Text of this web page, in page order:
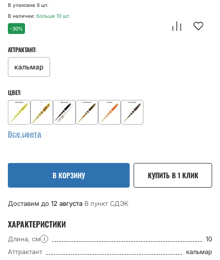
-30%
В упаковке 6 шт.
В наличии: больше 10 шт.
АТТРАКТАНТ:
кальмар
ЦВЕТ:
Все цвета
В КОРЗИНУ КУПИТЬ В 1 КЛИК
Доставим до 12 августа В пункт CДЭК
ХАРАКТЕРИСТИКИ
Длина, см i
10
Аттрактант
кальмар